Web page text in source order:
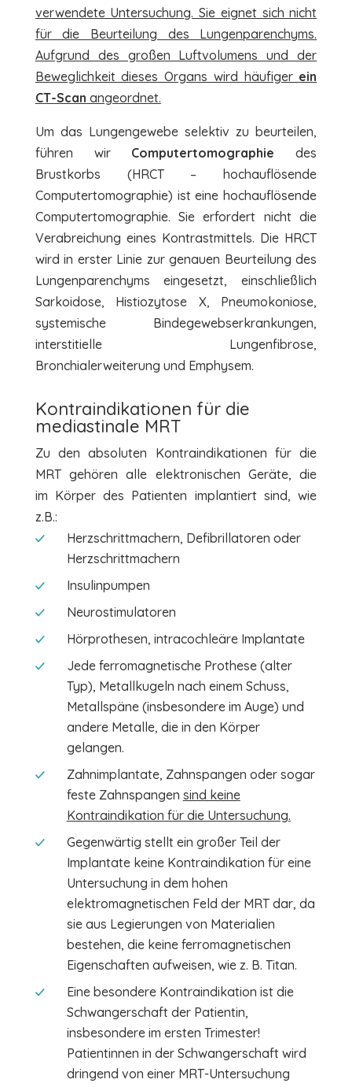
verwendete Untersuchung. Sie eignet sich nicht
für die Beurteilung des Lungenparenchyms.
Aufgrund des großen Luftvolumens und der
Beweglichkeit dieses Organs wird häufiger ein
CT-Scan angeordnet.
Um das Lungengewebe selektiv zu beurteilen,
führen wir Computertomographie des
Brustkorbs (HRCT – hochauflösende
Computertomographie) ist eine hochauflösende
Computertomographie. Sie erfordert nicht die
Verabreichung eines Kontrastmittels. Die HRCT
wird in erster Linie zur genauen Beurteilung des
Lungenparenchyms eingesetzt, einschließlich
Sarkoidose, Histiozytose X, Pneumokoniose,
systemische Bindegewebserkrankungen,
interstitielle Lungenfibrose,
Bronchialerweiterung und Emphysem.
Kontraindikationen für die
mediastinale MRT
Zu den absoluten Kontraindikationen für die
MRT gehören alle elektronischen Geräte, die
im Körper des Patienten implantiert sind, wie
z.B.:
Herzschrittmachern, Defibrillatoren oder
Herzschrittmachern
Insulinpumpen
Neurostimulatoren
Hörprothesen, intracochleäre Implantate
Jede ferromagnetische Prothese (alter
Typ), Metallkugeln nach einem Schuss,
Metallspäne (insbesondere im Auge) und
andere Metalle, die in den Körper
gelangen.
Zahnimplantate, Zahnspangen oder sogar
feste Zahnspangen sind keine
Kontraindikation für die Untersuchung.
Gegenwärtig stellt ein großer Teil der
Implantate keine Kontraindikation für eine
Untersuchung in dem hohen
elektromagnetischen Feld der MRT dar, da
sie aus Legierungen von Materialien
bestehen, die keine ferromagnetischen
Eigenschaften aufweisen, wie z. B. Titan.
Eine besondere Kontraindikation ist die
Schwangerschaft der Patientin,
insbesondere im ersten Trimester!
Patientinnen in der Schwangerschaft wird
dringend von einer MRT-Untersuchung